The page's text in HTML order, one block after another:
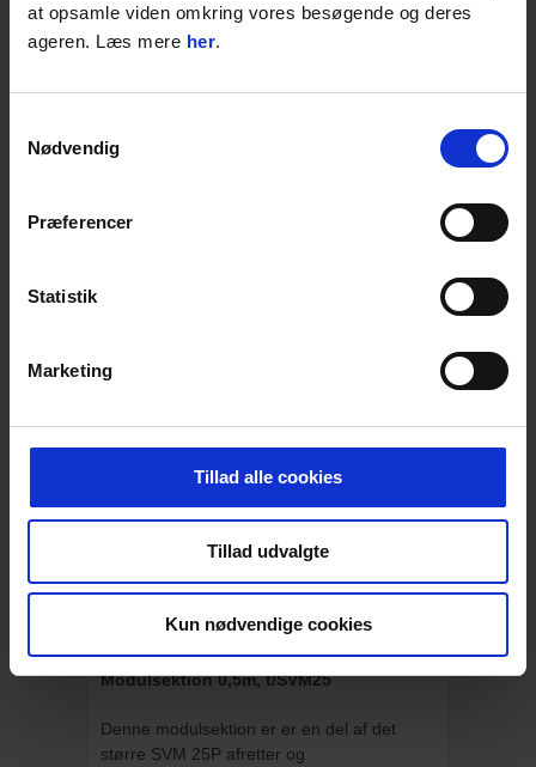
at opsamle viden omkring vores besøgende og deres
ageren. Læs mere her.
Nødvendig
Præferencer
Statistik
Marketing
Tillad alle cookies
Tillad udvalgte
Kun nødvendige cookies
4-15 dages levering;
STK LÆG I KURVEN
Se vores EP Beton Avis
Vi har samlet alt i Beton udstyr du kunne stå
og mangle - Se alle de gode tilbud her!
BESKRIVELSE
Modulsektion 0,5m, t/SVM25
Denne modulsektion er er en del af det
større SVM 25P afretter og